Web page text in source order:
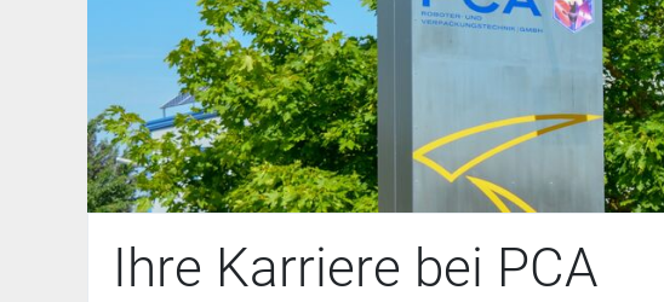
Ihre Karriere bei PCA